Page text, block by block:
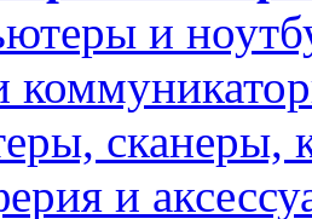
и
сканеры,
и